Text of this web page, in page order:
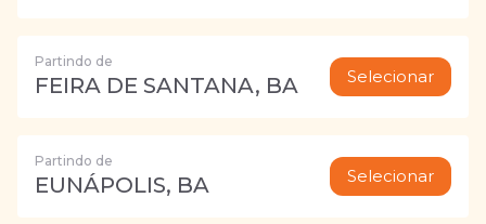
Partindo de
FEIRA DE SANTANA, BA Selecionar
Partindo de
EUNÁPOLIS, BA Selecionar